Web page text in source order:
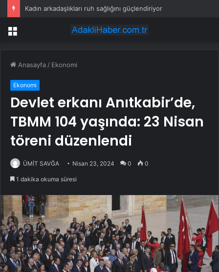
Kadın arkadaşlıkları ruh sağlığını güçlendiriyor
Menü
Anasayfa / Ekonomi
Ekonomi
Devlet erkanı Anıtkabir’de,
TBMM 104 yaşında: 23 Nisan
töreni düzenlendi
ÜMİT SAVĞA Nisan 23, 2024 0 0
1 dakika okuma süresi